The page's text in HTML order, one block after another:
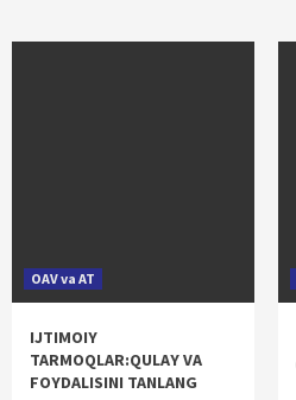
OAV va AT
IJTIMOIY
TARMOQLAR:QULAY VA
FOYDALISINI TANLANG